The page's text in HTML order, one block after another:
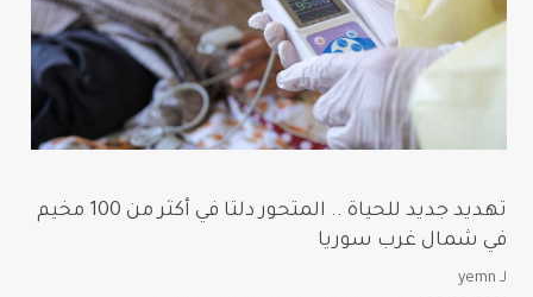
تهديد جديد للحياة .. المتحور دلتا في أكثر من 100 مخيم
في شمال غرب سوريا
لـ yemn